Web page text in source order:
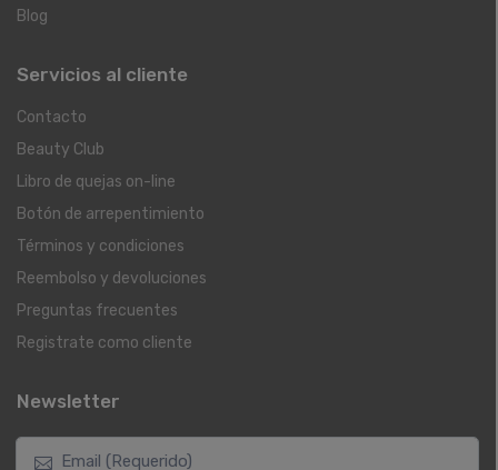
Blog
Servicios al cliente
Contacto
Beauty Club
Libro de quejas on-line
Botón de arrepentimiento
Términos y condiciones
Reembolso y devoluciones
Preguntas frecuentes
Registrate como cliente
Newsletter